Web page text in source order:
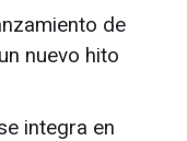
de
nuevo hito
integra en